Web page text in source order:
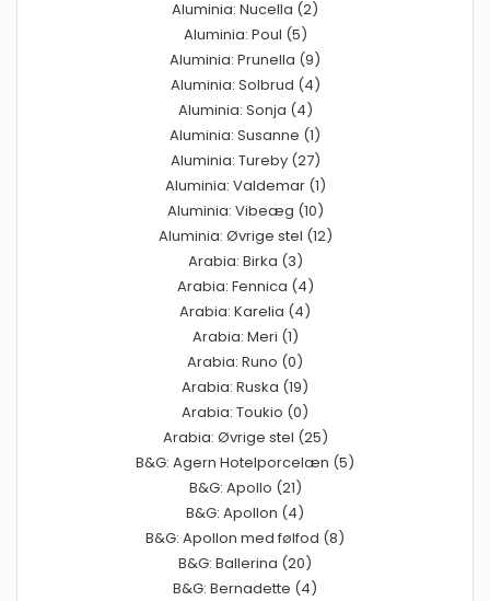
Aluminia: Nucella (2)
Aluminia: Poul (5)
Aluminia: Prunella (9)
Aluminia: Solbrud (4)
Aluminia: Sonja (4)
Aluminia: Susanne (1)
Aluminia: Tureby (27)
Aluminia: Valdemar (1)
Aluminia: Vibeæg (10)
Aluminia: Øvrige stel (12)
Arabia: Birka (3)
Arabia: Fennica (4)
Arabia: Karelia (4)
Arabia: Meri (1)
Arabia: Runo (0)
Arabia: Ruska (19)
Arabia: Toukio (0)
Arabia: Øvrige stel (25)
B&G: Agern Hotelporcelæn (5)
B&G: Apollo (21)
B&G: Apollon (4)
B&G: Apollon med følfod (8)
B&G: Ballerina (20)
B&G: Bernadette (4)